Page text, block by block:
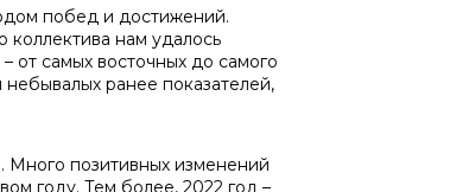
побед и достижений.
коллектива нам удалось
от самых восточных до самого
небывалых ранее показателей,
позитивных изменений
году. Тем более, 2022 год –